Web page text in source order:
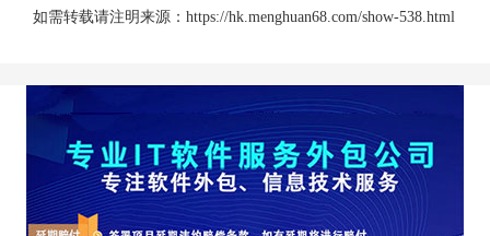
如需转载请注明来源： https://hk.menghuan68.com/show-538.html